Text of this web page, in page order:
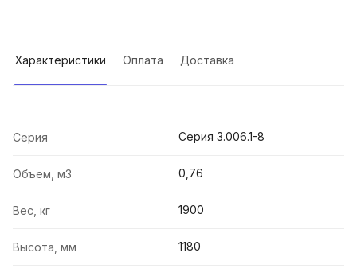
Характеристики Оплата Доставка
Серия Серия 3.006.1-8
Объем, м3 0,76
Вес, кг 1900
Высота, мм 1180